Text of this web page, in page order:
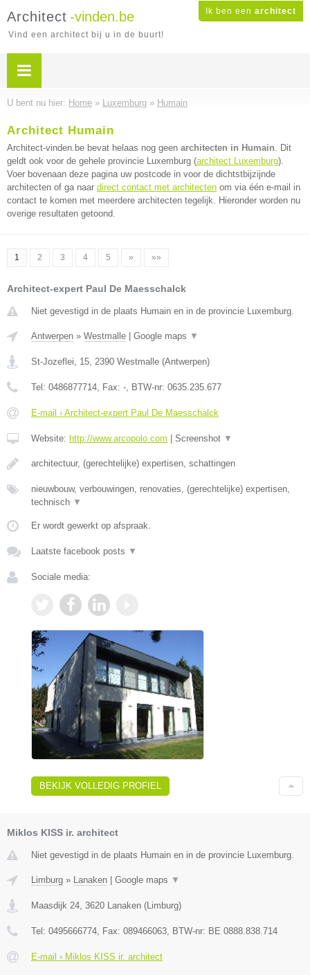
Ik ben een architect
Architect -vinden.be
Vind een architect bij u in de buurt!
U bent nu hier: Home » Luxemburg » Humain
Architect Humain
Architect-vinden.be bevat helaas nog geen architecten in Humain. Dit
geldt ook voor de gehele provincie Luxemburg (architect Luxemburg).
Voer bovenaan deze pagina uw postcode in voor de dichtstbijzijnde
architecten of ga naar direct contact met architecten om via één e-mail in
contact te komen met meerdere architecten tegelijk. Hieronder worden nu
overige resultaten getoond.
1 2 3 4 5 » »»
Architect-expert Paul De Maesschalck
Niet gevestigd in de plaats Humain en in de provincie Luxemburg.
Antwerpen » Westmalle Google maps ▼
St-Jozeflei, 15, 2390 Westmalle (Antwerpen)
Tel: 0486877714, Fax: -, BTW-nr: 0635.235.677
E-mail › Architect-expert Paul De Maesschalck
Website: http://www.arcopolo.com Screenshot ▼
architectuur, (gerechtelijke) expertisen, schattingen
nieuwbouw, verbouwingen, renovaties, (gerechtelijke) expertisen,
technisch ▼
Er wordt gewerkt op afspraak.
Laatste facebook posts ▼
Sociale media:
BEKIJK VOLLEDIG PROFIEL
Miklos KISS ir. architect
Niet gevestigd in de plaats Humain en in de provincie Luxemburg.
Limburg » Lanaken | Google maps ▼
Maasdijk 24 3620 Lanaken (Limburg)
Tel: 0495666774 , Fax: 089466063 , BTW-nr: BE 0888.838.714
E-mail › Miklos KISS ir. architect